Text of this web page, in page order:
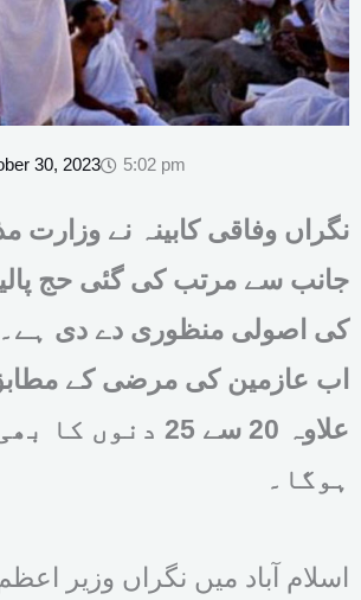
30, 2023 5:02 pm
نگراں وفاقی کابینہ نے وزارت
کی اصولی منظوری دے دی
علاوہ 20 سے 25
ہوگا۔
اسلام آباد میں نگراں وزیر